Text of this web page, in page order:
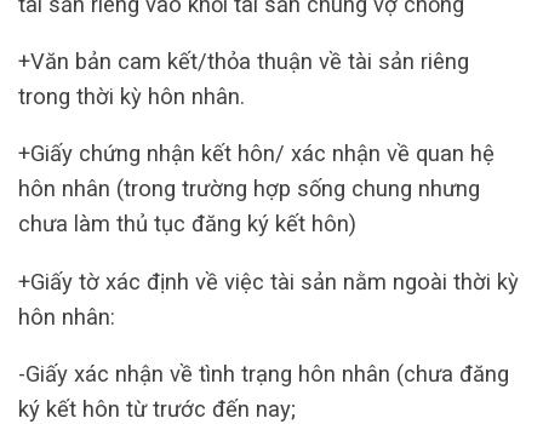
+Văn bản cam kết/thỏa thuận về tài sản riêng
trong thời kỳ hôn nhân.
+Giấy chứng nhận kết hôn/ xác nhận về quan hệ
hôn nhân (trong trường hợp sống chung nhưng
chưa làm thủ tục đăng ký kết hôn)
+Giấy tờ xác định về việc tài sản nằm ngoài thời kỳ
hôn nhân:
-Giấy xác nhận về tình trạng hôn nhân (chưa đăng
ký kết hôn từ trước đến nay;